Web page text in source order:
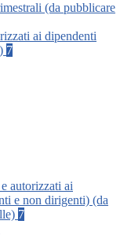
(da pubblicare
ai dipendenti
7
autorizzati ai
e non dirigenti) (da
7